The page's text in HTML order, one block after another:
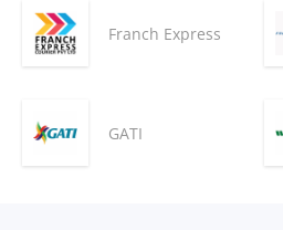
Franch Express
GATI